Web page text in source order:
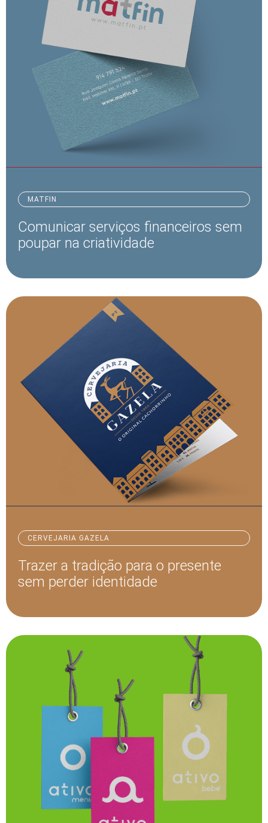
MATFIN
Comunicar serviços financeiros sem
poupar na criatividade
CERVEJARIA GAZELA
Trazer a tradição para o presente
sem perder identidade